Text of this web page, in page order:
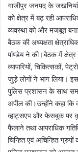
गाजीपुर जनपद के जखनियां
को क्षेत्र में बढ़ रही
व्यवस्था को और मजबूत
बैठक की अध्यक्षता
पांण्डेय ने की।बैठक में क्षेत्र
व्यापारियों, चिकित्सकों,
जुड़े लोगों ने भाग लिया। इस
पुलिस प्रशासन के साथ
अपील की।उन्होंने कहा कि
व्हाट्सएप और फेसबुक पर
फैलाने तथा आपराधिक
चिन्हित एवं अचिन्हित